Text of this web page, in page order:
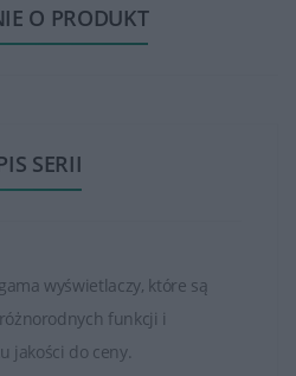
O PRODUKT
SERII
wyświetlaczy, które są
funkcji i
jakości do ceny.